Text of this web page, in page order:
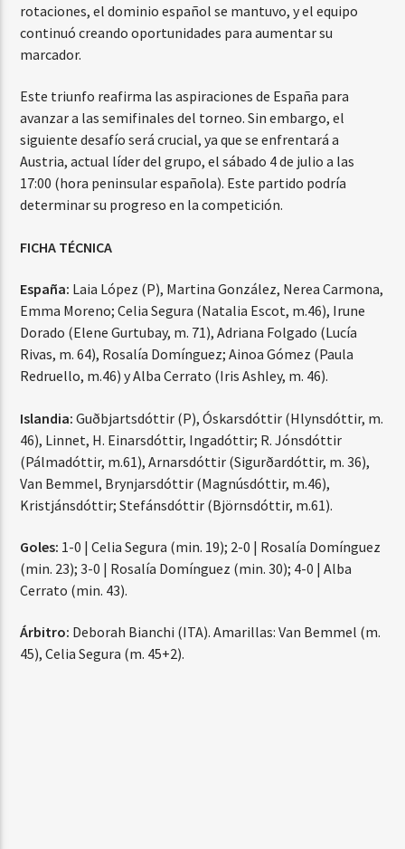
rotaciones, el dominio español se mantuvo, y el equipo
continuó creando oportunidades para aumentar su
marcador.
Este triunfo reafirma las aspiraciones de España para
avanzar a las semifinales del torneo. Sin embargo, el
siguiente desafío será crucial, ya que se enfrentará a
Austria, actual líder del grupo, el sábado 4 de julio a las
17:00 (hora peninsular española). Este partido podría
determinar su progreso en la competición.
FICHA TÉCNICA
España: Laia López (P), Martina González, Nerea Carmona,
Emma Moreno; Celia Segura (Natalia Escot, m.46), Irune
Dorado (Elene Gurtubay, m. 71), Adriana Folgado (Lucía
Rivas, m. 64), Rosalía Domínguez; Ainoa Gómez (Paula
Redruello, m.46) y Alba Cerrato (Iris Ashley, m. 46).
Islandia: Guðbjartsdóttir (P), Óskarsdóttir (Hlynsdóttir, m.
46), Linnet, H. Einarsdóttir, Ingadóttir; R. Jónsdóttir
(Pálmadóttir, m.61), Arnarsdóttir (Sigurðardóttir, m. 36),
Van Bemmel, Brynjarsdóttir (Magnúsdóttir, m.46),
Kristjánsdóttir; Stefánsdóttir (Björnsdóttir, m.61).
Goles: 1-0 | Celia Segura (min. 19); 2-0 | Rosalía Domínguez
(min. 23); 3-0 | Rosalía Domínguez (min. 30); 4-0 | Alba
Cerrato (min. 43).
Árbitro: Deborah Bianchi (ITA). Amarillas: Van Bemmel (m.
45), Celia Segura (m. 45+2).